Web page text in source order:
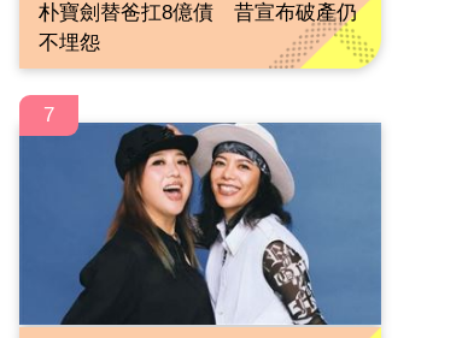
朴寶劍替爸扛8億債 昔宣布破產仍
不埋怨
7